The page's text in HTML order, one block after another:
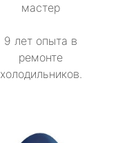
мастер
9 лет опыта в
ремонте
холодильников.